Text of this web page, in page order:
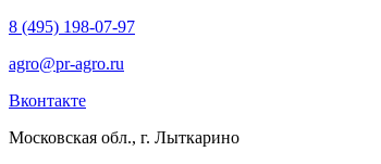
8 (495) 198-07-97
agro@pr-agro.ru
Вконтакте
Московская обл., г. Лыткарино